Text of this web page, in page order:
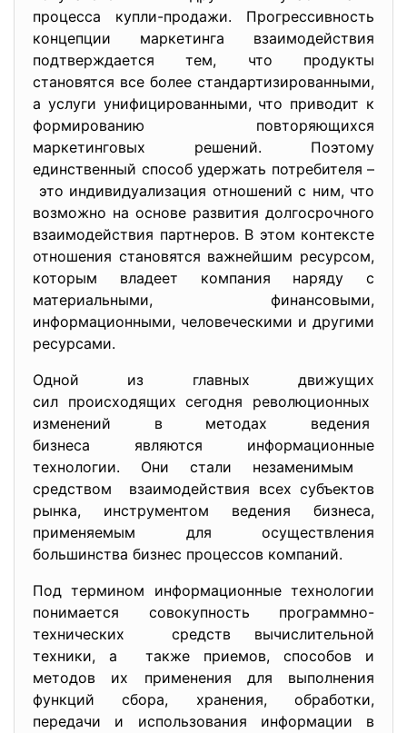
процесса купли-продажи. Прогрессивность
концепции маркетинга взаимодействия
подтверждается тем, что продукты
становятся все более стандартизированными,
а услуги унифицированными, что приводит к
формированию повторяющихся
маркетинговых решений. Поэтому
единственный способ удержать потребителя –
это индивидуализация отношений с ним, что
возможно на основе развития долгосрочного
взаимодействия партнеров. В этом контексте
отношения становятся важнейшим ресурсом,
которым владеет компания наряду с
материальными, финансовыми,
информационными, человеческими и другими
ресурсами.
Одной из главных движущих
сил происходящих сегодня революционных
изменений в методах ведения
бизнеса являются информационные
технологии. Они стали незаменимым
средством взаимодействия всех субъектов
рынка, инструментом ведения бизнеса,
применяемым для осуществления
большинства бизнес процессов компаний.
Под термином информационные технологии
понимается совокупность программно-
технических средств вычислительной
техники, а также приемов, способов и
методов их применения для выполнения
функций сбора, хранения, обработки,
передачи и использования информации в